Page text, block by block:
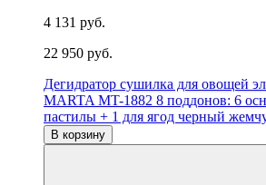
4 131 руб.
22 950 руб.
Дегидратор сушилка для овощей
MARTA MT-1882 8 поддонов: 6
пастилы + 1 для ягод черный
В корзину